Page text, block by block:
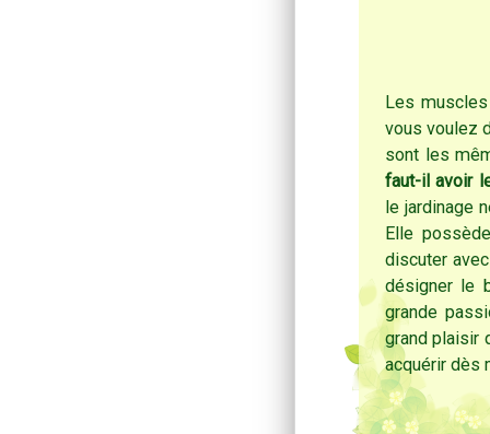
Les
vous voulez
sont les
faut-il avoir
le jardinage
Elle
discuter
désigner le
grande
grand plaisir
acquérir dès